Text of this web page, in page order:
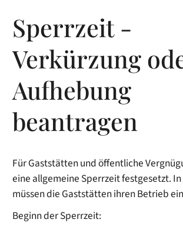
Sperrzeit -
Verkürzung
Aufhebung
beantragen
Für Gaststätten und öffentliche
eine allgemeine Sperrzeit festgesetzt.
müssen die Gaststätten ihren Betrieb
Beginn der Sperrzeit: